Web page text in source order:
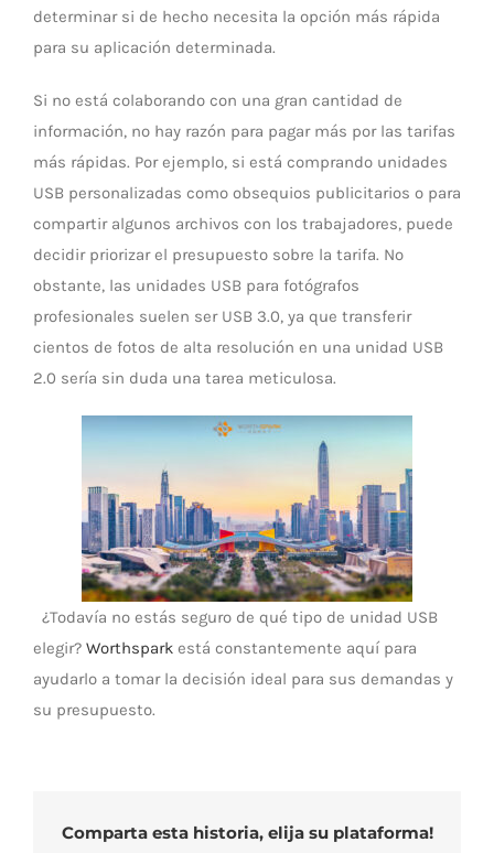
determinar si de hecho necesita la opción más rápida
para su aplicación determinada.
Si no está colaborando con una gran cantidad de
información, no hay razón para pagar más por las tarifas
más rápidas. Por ejemplo, si está comprando unidades
USB personalizadas como obsequios publicitarios o para
compartir algunos archivos con los trabajadores, puede
decidir priorizar el presupuesto sobre la tarifa. No
obstante, las unidades USB para fotógrafos
profesionales suelen ser USB 3.0, ya que transferir
cientos de fotos de alta resolución en una unidad USB
2.0 sería sin duda una tarea meticulosa.
¿Todavía no estás seguro de qué tipo de unidad USB
elegir? Worthspark está constantemente aquí para
ayudarlo a tomar la decisión ideal para sus demandas y
su presupuesto.
Comparta esta historia, elija su plataforma!